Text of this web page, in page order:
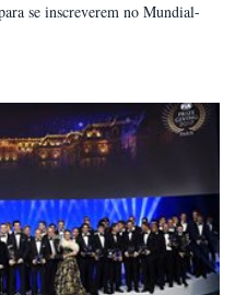
se inscreverem no Mundial-